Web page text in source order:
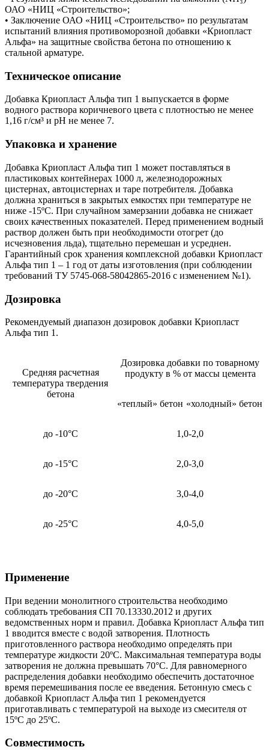
ОАО «НИЦ «Строительство»;
• Заключение ОАО «НИЦ «Строительство» по результатам
испытаний влияния противоморозной добавки «Криопласт
Альфа» на защитные свойства бетона по отношению к
стальной арматуре.
Техническое описание
Добавка Криопласт Альфа тип 1 выпускается в форме
водного раствора коричневого цвета с плотностью не менее
1,16 г/см³ и рН не менее 7.
Упаковка и хранение
Добавка Криопласт Альфа тип 1 может поставляться в
пластиковых контейнерах 1000 л, железнодорожных
цистернах, автоцистернах и таре потребителя. Добавка
должна храниться в закрытых емкостях при температуре не
ниже -15ºС. При случайном замерзании добавка не снижает
своих качественных показателей. Перед применением водный
раствор должен быть при необходимости отогрет (до
исчезновения льда), тщательно перемешан и усреднен.
Гарантийный срок хранения комплексной добавки Криопласт
Альфа тип 1 – 1 год от даты изготовления (при соблюдении
требований ТУ 5745-068-58042865-2016 с изменением №1).
Дозировка
Рекомендуемый диапазон дозировок добавки Криопласт
Альфа тип 1.
Средняя расчетная
температура твердения
бетона
Дозировка добавки по товарному
продукту в % от массы цемента
«теплый» бетон «холодный» бетон
до -10°С 1,0-2,0
до -15°С 2,0-3,0
до -20°С 3,0-4,0
до -25°С 4,0-5,0
Применение
При ведении монолитного строительства необходимо
соблюдать требования СП 70.13330.2012 и других
ведомственных норм и правил. Добавка Криопласт Альфа тип
1 вводится вместе с водой затворения. Плотность
приготовленного раствора необходимо определять при
температуре жидкости 20ºС. Максимальная температура воды
затворения не должна превышать 70°С. Для равномерного
распределения добавки необходимо обеспечить достаточное
время перемешивания после ее введения. Бетонную смесь с
добавкой Криопласт Альфа тип 1 рекомендуется
приготавливать с температурой на выходе из смесителя от
15ºС до 25ºС.
Совместимость